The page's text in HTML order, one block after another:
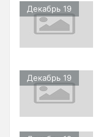
Декабрь 19
Декабрь 19